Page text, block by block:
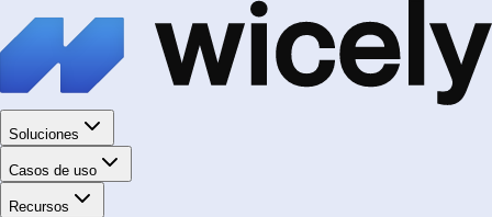
Soluciones
Casos de uso
Recursos